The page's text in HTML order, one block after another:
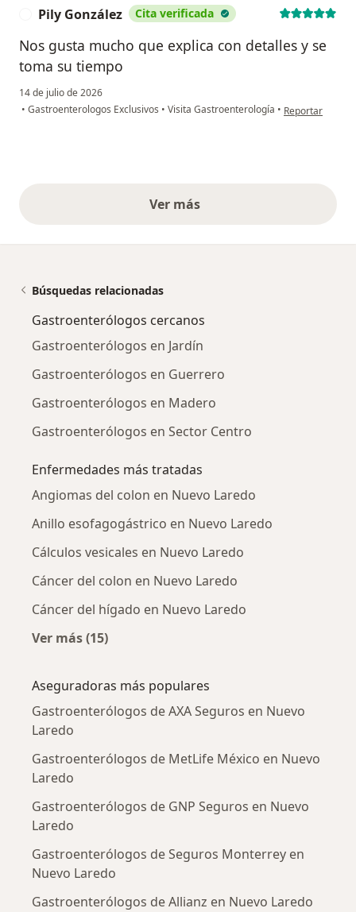
Pily González Cita verificada
Nos gusta mucho que explica con detalles y se
toma su tiempo
14 de julio de 2026
• Gastroenterologos Exclusivos • Visita Gastroenterología • en opinión del
Reportar
Ver másopiniones anteriores
Búsquedas relacionadas
Gastroenterólogos cercanos
Gastroenterólogos en Jardín
Gastroenterólogos en Guerrero
Gastroenterólogos en Madero
Gastroenterólogos en Sector Centro
Enfermedades más tratadas
Angiomas del colon en Nuevo Laredo
Anillo esofagogástrico en Nuevo Laredo
Cálculos vesicales en Nuevo Laredo
Cáncer del colon en Nuevo Laredo
Cáncer del hígado en Nuevo Laredo
Ver más (15)
Aseguradoras más populares
Gastroenterólogos de AXA Seguros en Nuevo
Laredo
Gastroenterólogos de MetLife México en Nuevo
Laredo
Gastroenterólogos de GNP Seguros en Nuevo
Laredo
Gastroenterólogos de Seguros Monterrey en
Nuevo Laredo
Gastroenterólogos de Allianz en Nuevo Laredo